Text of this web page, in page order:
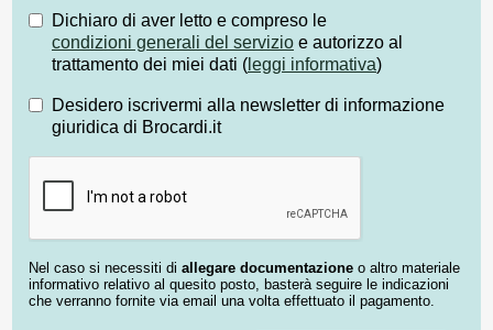
Dichiaro di aver letto e compreso le
condizioni generali del servizio e autorizzo al
trattamento dei miei dati ( leggi informativa)
Desidero iscrivermi alla newsletter di informazione
giuridica di Brocardi.it
Nel caso si necessiti di allegare documentazione o altro materiale
informativo relativo al quesito posto, basterà seguire le indicazioni
che verranno fornite via email una volta effettuato il pagamento.